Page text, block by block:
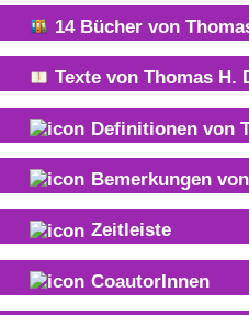
14 Bücher von
Texte von Thomas H.
Definitionen von
Bemerkungen von
Zeitleiste
CoautorInnen